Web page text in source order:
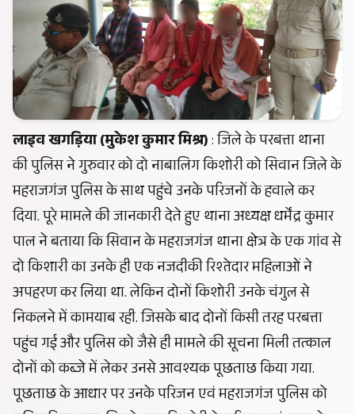
लाइव खगड़िया (मुकेश कुमार मिश्र): जिले के परबत्ता थाना
की पुलिस ने गुरुवार को दो नाबालिग किशोरी को सिवान जिले के
महराजगंज पुलिस के साथ पहुंचे उनके परिजनों के हवाले कर
दिया. पूरे मामले की जानकारी देते हुए थाना अध्यक्ष धर्मेंद्र कुमार
पाल ने बताया कि सिवान के महराजगंज थाना क्षेत्र के एक गांव से
दो किशारी का उनके ही एक नजदीकी रिश्तेदार महिलाओं ने
अपहरण कर लिया था. लेकिन दोनों किशोरी उनके चंगुल से
निकलने में कामयाब रही. जिसके बाद दोनों किसी तरह परबत्ता
पहुंच गई और पुलिस को जैसे ही मामले की सूचना मिली तत्काल
दोनों को कब्जे में लेकर उनसे आवश्यक पूछताछ किया गया.
पूछताछ के आधार पर उनके परिजन एवं महराजगंज पुलिस को